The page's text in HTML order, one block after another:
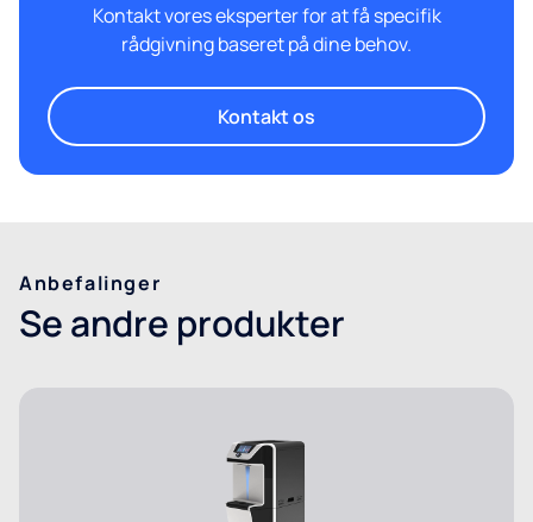
Kontakt vores eksperter for at få specifik
rådgivning baseret på dine behov.
Kontakt os
Anbefalinger
Se andre produkter